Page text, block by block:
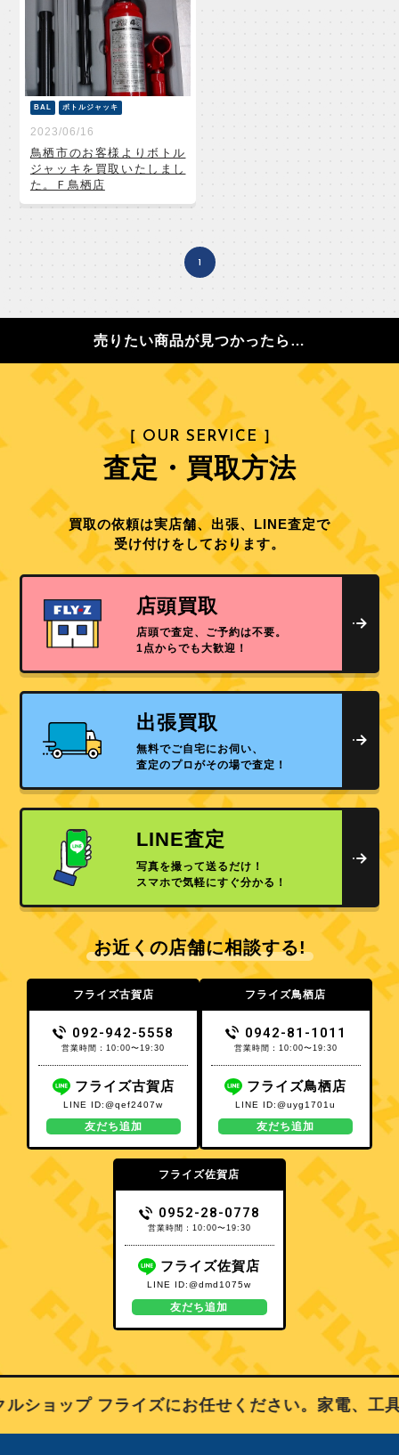
BAL ボトルジャッキ
2023/06/16
鳥栖市のお客様よりボトル
ジャッキを買取いたしまし
た。Ｆ鳥栖店
1
売りたい商品が見つかったら…
［ OUR SERVICE ］
査定・買取方法
買取の依頼は実店舗、出張、LINE査定で
受け付けをしております。
店頭買取
店頭で査定、ご予約は不要。
1点からでも大歓迎！
出張買取
無料でご自宅にお伺い、
査定のプロがその場で査定！
LINE査定
写真を撮って送るだけ！
スマホで気軽にすぐ分かる！
お近くの店舗に相談する!
フライズ古賀店
092-942-5558
営業時間：10:00〜19:30
フライズ古賀店
LINE ID:@qef2407w
友だち追加
フライズ鳥栖店
0942-81-1011
営業時間：10:00〜19:30
フライズ鳥栖店
LINE ID:@uyg1701u
友だち追加
フライズ佐賀店
0952-28-0778
営業時間：10:00〜19:30
フライズ佐賀店
LINE ID:@dmd1075w
友だち追加
ショップ フライズにお任せください。家電、工